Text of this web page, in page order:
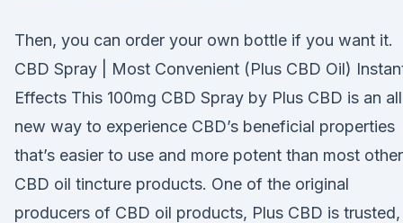
Then, you can order your own bottle if you want it.
CBD Spray | Most Convenient (Plus CBD Oil)
Effects This 100mg CBD Spray by Plus CBD is an
new way to experience CBD’s beneficial properties
that’s easier to use and more potent than most other
CBD oil tincture products. One of the original
producers of CBD oil products, Plus CBD is trusted,